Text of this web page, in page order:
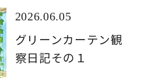
2026.06.05
グリーンカーテン観
察日記その１